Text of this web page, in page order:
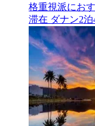
格重視派にお
滞在 ダナン2泊